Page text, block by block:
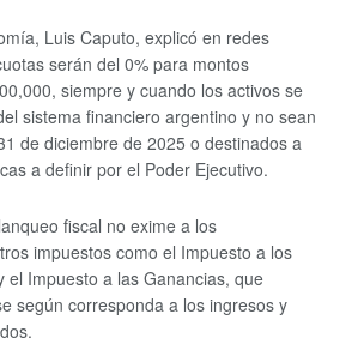
Luis Caputo, explicó en redes
serán del 0% para montos
siempre y cuando los activos se
sistema financiero argentino y no sean
de diciembre de 2025 o destinados a
a definir por el Poder Ejecutivo.
fiscal no exime a los
impuestos como el Impuesto a los
el Impuesto a las Ganancias, que
según corresponda a los ingresos y